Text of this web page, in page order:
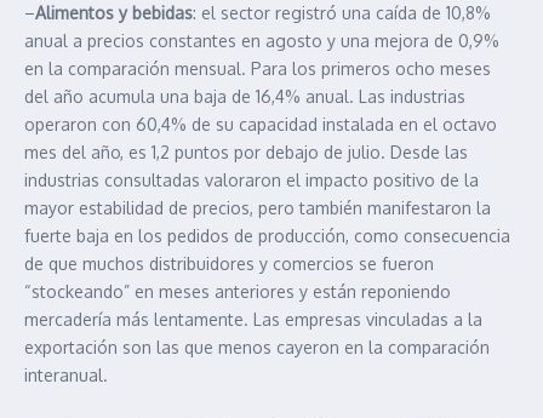
–Alimentos y bebidas: el sector registró una caída de 10,8%
anual a precios constantes en agosto y una mejora de 0,9%
en la comparación mensual. Para los primeros ocho meses
del año acumula una baja de 16,4% anual. Las industrias
operaron con 60,4% de su capacidad instalada en el octavo
mes del año, es 1,2 puntos por debajo de julio. Desde las
industrias consultadas valoraron el impacto positivo de la
mayor estabilidad de precios, pero también manifestaron la
fuerte baja en los pedidos de producción, como consecuencia
de que muchos distribuidores y comercios se fueron
“stockeando” en meses anteriores y están reponiendo
mercadería más lentamente. Las empresas vinculadas a la
exportación son las que menos cayeron en la comparación
interanual.